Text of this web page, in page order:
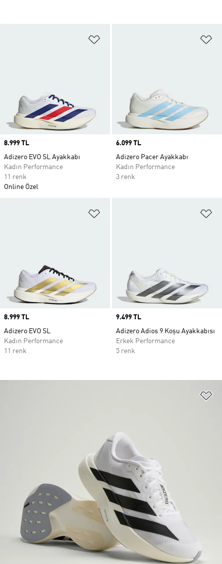
Price
8.999 TL
Adizero EVO SL Ayakkabı
Kadın Performance
11 renk
Online Özel
Price
6.099 TL
Adizero Pacer Ayakkabı
Kadın Performance
3 renk
Price
8.999 TL
Adizero EVO SL
Kadın Performance
11 renk
Price
9.499 TL
Adizero Adios 9 Koşu Ayakkabısı
Erkek Performance
5 renk